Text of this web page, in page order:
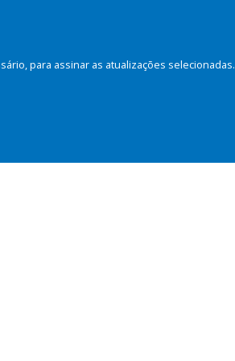
para assinar as atualizações selecionadas.